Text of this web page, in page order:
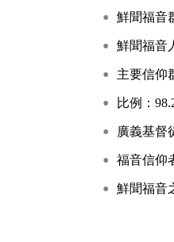
鮮聞福音
鮮聞福音
主要信仰
比例：
廣義基督
福音信仰
鮮聞福音